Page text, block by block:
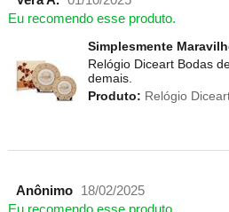
Eu recomendo esse produto.
Simplesmente
Relógio Diceart Bodas
demais.
Produto: Relógio
Anônimo
18/02/2025